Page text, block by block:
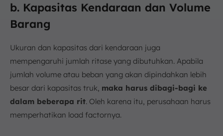
b. Kapasitas Kendaraan dan Volume
Barang
Ukuran dan kapasitas dari kendaraan juga
mempengaruhi jumlah ritase yang dibutuhkan. Apabila
jumlah volume atau beban yang akan dipindahkan lebih
besar dari kapasitas truk, maka harus dibagi-bagi ke
dalam beberapa rit. Oleh karena itu, perusahaan harus
memperhatikan load factornya.